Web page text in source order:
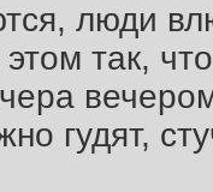
люди
так,
гудят,